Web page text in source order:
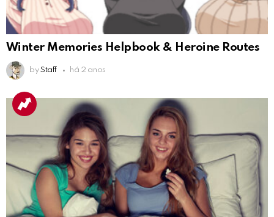
Winter Memories Helpbook & Heroine Routes
by Staff há 2 anos